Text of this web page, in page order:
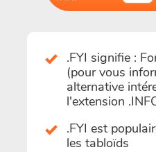
.FYI signifie :
(pour vous
alternative
l'extension
.FYI est
les tabloïds